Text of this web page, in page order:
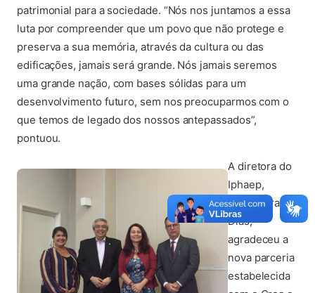
patrimonial para a sociedade. “Nós nos juntamos a essa
luta por compreender que um povo que não protege e
preserva a sua memória, através da cultura ou das
edificações, jamais será grande. Nós jamais seremos
uma grande nação, com bases sólidas para um
desenvolvimento futuro, sem nos preocuparmos com o
que temos de legado dos nossos antepassados”,
pontuou.
A diretora do
Iphaep,
Cassandra
Dias,
agradeceu a
nova parceria
estabelecida